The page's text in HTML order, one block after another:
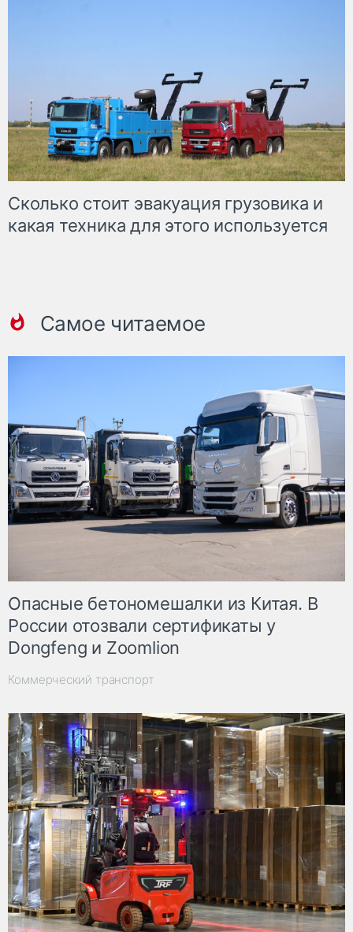
Сколько стоит эвакуация грузовика и
какая техника для этого используется
Самое читаемое
Опасные бетономешалки из Китая. В
России отозвали сертификаты у
Dongfeng и Zoomlion
Коммерческий транспорт